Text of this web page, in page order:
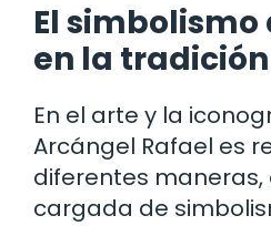
El simbolismo
en la
En el arte y la
Arcángel Rafael es
diferentes maneras,
cargada de